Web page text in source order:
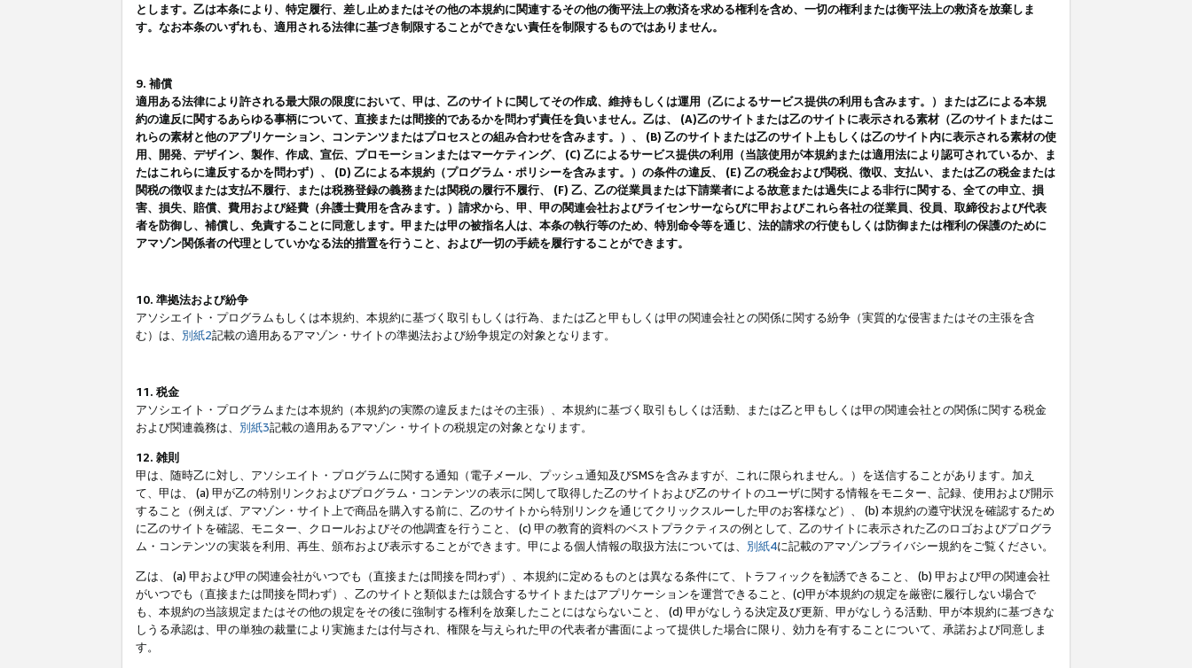
とします。乙は本条により、特定履行、差し止めまたはその他の本規約に関連するその他の衡平法上の救済を求める権利を含め、一切の権利または衡平法上の救済を放棄しま
す。なお本条のいずれも、適用される法律に基づき制限することができない責任を制限するものではありません。
9. 補償
適用ある法律により許される最大限の限度において、甲は、乙のサイトに関してその作成、維持もしくは運用（乙によるサービス提供の利用も含みます。）または乙による本規
約の違反に関するあらゆる事柄について、直接または間接的であるかを問わず責任を負いません。乙は、 (A)乙のサイトまたは乙のサイトに表示される素材（乙のサイトまたはこ
れらの素材と他のアプリケーション、コンテンツまたはプロセスとの組み合わせを含みます。）、 (B) 乙のサイトまたは乙のサイト上もしくは乙のサイト内に表示される素材の使
用、開発、デザイン、製作、作成、宣伝、プロモーションまたはマーケティング、 (C) 乙によるサービス提供の利用（当該使用が本規約または適用法により認可されているか、ま
たはこれらに違反するかを問わず）、 (D) 乙による本規約（プログラム・ポリシーを含みます。）の条件の違反、 (E) 乙の税金および関税、徴収、支払い、または乙の税金または
関税の徴収または支払不履行、または税務登録の義務または関税の履行不履行、 (F) 乙、乙の従業員または下請業者による故意または過失による非行に関する、全ての申立、損
害、損失、賠償、費用および経費（弁護士費用を含みます。）請求から、甲、甲の関連会社およびライセンサーならびに甲およびこれら各社の従業員、役員、取締役および代表
者を防御し、補償し、免責することに同意します。甲または甲の被指名人は、本条の執行等のため、特別命令等を通じ、法的請求の行使もしくは防御または権利の保護のために
アマゾン関係者の代理としていかなる法的措置を行うこと、および一切の手続を履行することができます。
10. 準拠法および紛争
アソシエイト・プログラムもしくは本規約、本規約に基づく取引もしくは行為、または乙と甲もしくは甲の関連会社との関係に関する紛争（実質的な侵害またはその主張を含
む）は、 別紙2記載の適用あるアマゾン・サイトの準拠法および紛争規定の対象となります。
11. 税金
アソシエイト・プログラムまたは本規約（本規約の実際の違反またはその主張）、本規約に基づく取引もしくは活動、または乙と甲もしくは甲の関連会社との関係に関する税金
および関連義務は、 別紙3記載の適用あるアマゾン・サイトの税規定の対象となります。
12. 雑則
甲は、随時乙に対し、アソシエイト・プログラムに関する通知（電子メール、プッシュ通知及びSMSを含みますが、これに限られません。）を送信することがあります。加え
て、甲は、 (a) 甲が乙の特別リンクおよびプログラム・コンテンツの表示に関して取得した乙のサイトおよび乙のサイトのユーザに関する情報をモニター、記録、使用および開示
すること（例えば、アマゾン・サイト上で商品を購入する前に、乙のサイトから特別リンクを通じてクリックスルーした甲のお客様など）、 (b) 本規約の遵守状況を確認するため
に乙のサイトを確認、モニター、クロールおよびその他調査を行うこと、 (c) 甲の教育的資料のベストプラクティスの例として、乙のサイトに表示された乙のロゴおよびプログラ
ム・コンテンツの実装を利用、再生、頒布および表示することができます。甲による個人情報の取扱方法については、 別紙4に記載のアマゾンプライバシー規約をご覧ください。
乙は、 (a) 甲および甲の関連会社がいつでも（直接または間接を問わず）、本規約に定めるものとは異なる条件にて、トラフィックを勧誘できること、 (b) 甲および甲の関連会社
がいつでも（直接または間接を問わず）、乙のサイトと類似または競合するサイトまたはアプリケーションを運営できること、(c)甲が本規約の規定を厳密に履行しない場合で
も、本規約の当該規定またはその他の規定をその後に強制する権利を放棄したことにはならないこと、 (d) 甲がなしうる決定及び更新、甲がなしうる活動、甲が本規約に基づきな
しうる承認は、甲の単独の裁量により実施または付与され、権限を与えられた甲の代表者が書面によって提供した場合に限り、効力を有することについて、承諾および同意しま
す。